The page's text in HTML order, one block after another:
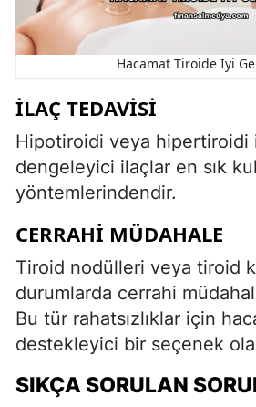
Hacamat Tiroide İyi
İLAÇ TEDAVISI
Hipotiroidi veya hipertiroidi
dengeleyici ilaçlar en sık
yöntemlerindendir.
CERRAHI MÜDAHALE
Tiroid nodülleri veya tiroid
durumlarda cerrahi
Bu tür rahatsızlıklar için
destekleyici bir seçenek
SIKÇA SORULAN